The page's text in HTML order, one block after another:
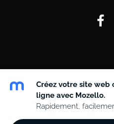
Créez votre site web
ligne avec Mozello.
Rapidement,